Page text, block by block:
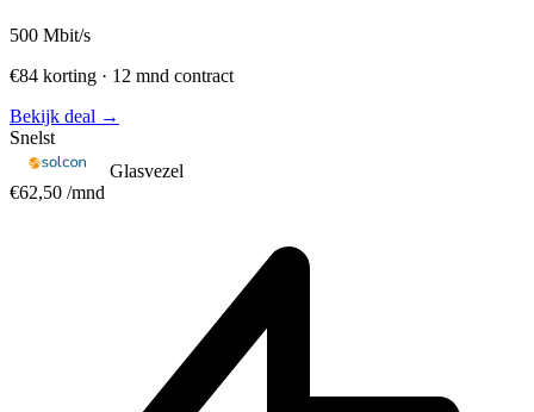
500 Mbit/s
€84 korting · 12 mnd contract
Bekijk deal →
Snelst
Glasvezel
€62,50 /mnd